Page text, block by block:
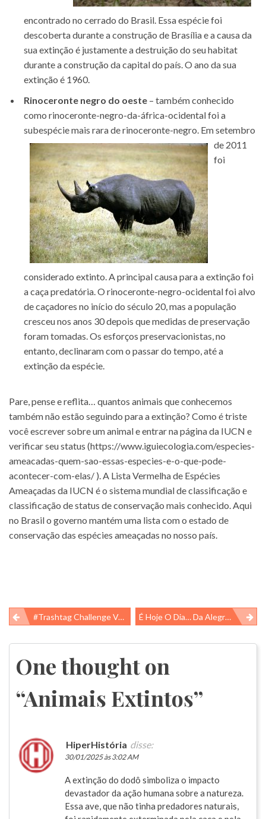
encontrado no cerrado do Brasil. Essa espécie foi
descoberta durante a construção de Brasília e a causa da
sua extinção é justamente a destruição do seu habitat
durante a construção da capital do país. O ano da sua
extinção é 1960.
Rinoceronte negro do oeste – também conhecido
como rinoceronte-negro-da-áfrica-ocidental foi a
subespécie mais rara de rinoceronte-negro. Em setembro
de 2011
foi
considerado extinto. A principal causa para a extinção foi
a caça predatória. O rinoceronte-negro-ocidental foi alvo
de caçadores no início do século 20, mas a população
cresceu nos anos 30 depois que medidas de preservação
foram tomadas. Os esforços preservacionistas, no
entanto, declinaram com o passar do tempo, até a
extinção da espécie.
Pare, pense e reflita… quantos animais que conhecemos
também não estão seguindo para a extinção? Como é triste
você escrever sobre um animal e entrar na página da IUCN e
verificar seu status (https://www.iguiecologia.com/especies-
ameacadas-quem-sao-essas-especies-e-o-que-pode-
acontecer-com-elas/ ). A Lista Vermelha de Espécies
Ameaçadas da IUCN é o sistema mundial de classificação e
classificação de status de conservação mais conhecido. Aqui
no Brasil o governo mantém uma lista com o estado de
conservação das espécies ameaçadas no nosso país.
Navegação
de
Post
#Trashtag Challenge Vamos Seguir? Ou Melhor, Fazer? É Hoje O Dia… Da Alegria E A Tristeza Nem Pode Pensar Em Chegar!!!
One thought on
“Animais Extintos”
HiperHistória disse:
30/01/2025 às 3:02 AM
A extinção do dodô simboliza o impacto
devastador da ação humana sobre a natureza.
Essa ave, que não tinha predadores naturais,